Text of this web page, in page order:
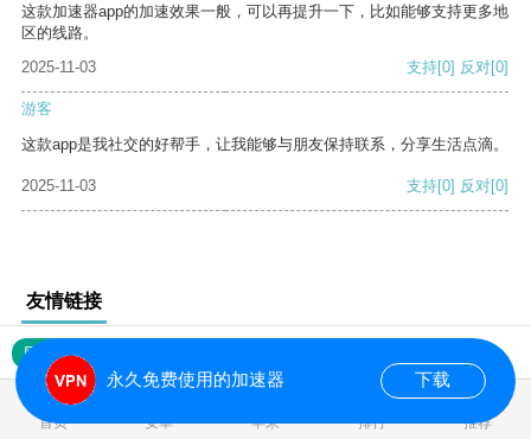
这款加速器app的加速效果一般，可以再提升一下，比如能够支持更多地
区的线路。
2025-11-03
支持[0] 反对[0]
游客
这款app是我社交的好帮手，让我能够与朋友保持联系，分享生活点滴。
2025-11-03 支持[0] 反对[0]
友情链接
网站地图
首页 安卓 苹果 排行 推荐
永久免费使用的加速器 下载
0.019090s